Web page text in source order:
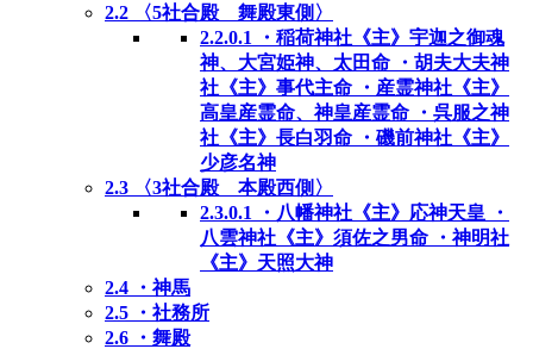
2.2 〈5社合殿 舞殿東側〉
2.2.0.1
・稲荷神社《主》宇迦之御魂
神、大宮姫神、太田命 ・胡夫大夫神
社《主》事代主命 ・産霊神社《主》
高皇産霊命、神皇産霊命 ・呉服之神
社《主》長白羽命 ・磯前神社《主》
少彦名神
2.3 〈3社合殿 本殿西側〉
2.3.0.1
・八幡神社《主》応神天皇 ・
八雲神社《主》須佐之男命 ・神明社
《主》天照大神
2.4 ・神馬
2.5 ・社務所
2.6 ・舞殿